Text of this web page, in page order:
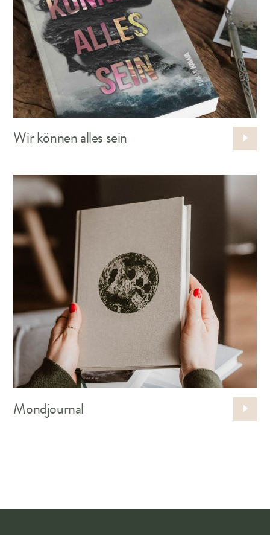
Wir können alles sein
Mond­journal